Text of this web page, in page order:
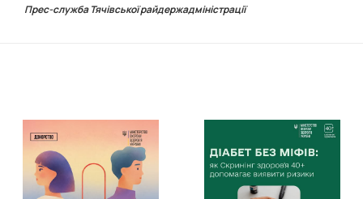
Прес-служба Тячівської райдержадміністрації